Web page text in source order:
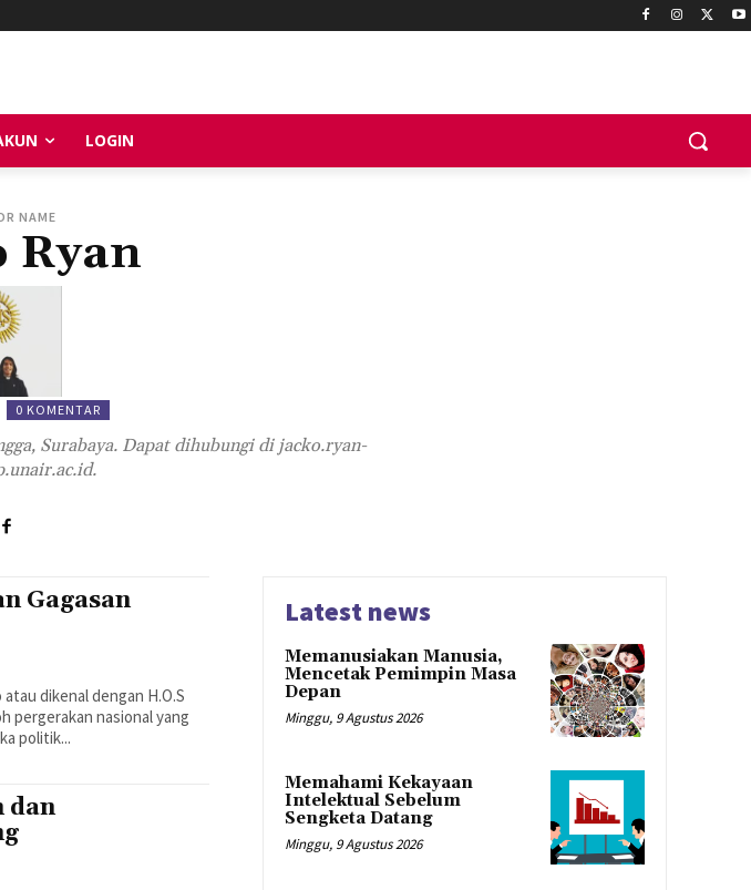
LOGIN
NAME
Ryan
0 KOMENTAR
Surabaya. Dapat dihubungi di jacko.ryan-
Gagasan
dikenal dengan H.O.S
pergerakan nasional yang
politik...
dan
Latest news
Memanusiakan Manusia,
Mencetak Pemimpin Masa
Depan
Minggu, 9 Agustus 2026
Memahami Kekayaan
Intelektual Sebelum
Sengketa Datang
Minggu, 9 Agustus 2026